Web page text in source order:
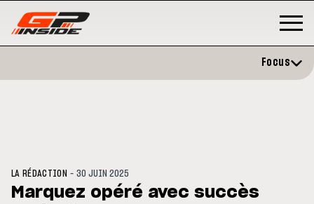
Focus
LA RÉDACTION -30 JUIN 2025
Marquez opéré avec succès